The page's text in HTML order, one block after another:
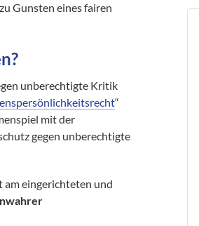
zu Gunsten eines fairen
unberechtigte Kritik
“
mit der
gegen unberechtigte
am eingerichteten und